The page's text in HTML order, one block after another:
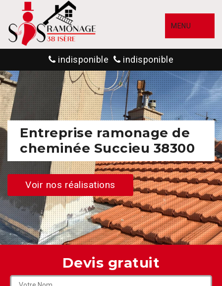
MENU
indisponible indisponible
Entreprise ramonage de
cheminée Succieu 38300
Voir nos réalisations
Devis gratuit